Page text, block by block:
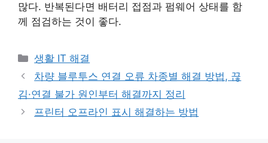
많다. 반복된다면 배터리 접점과 펌웨어 상태를 함
께 점검하는 것이 좋다.
카
테
리
생활 IT 해결
차량 블루투스 연결 오류 차종별 해결 방법, 끊
김·연결 불가 원인부터 해결까지 정리
프린터 오프라인 표시 해결하는 방법